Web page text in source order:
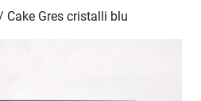
/ Cake Gres cristalli blu